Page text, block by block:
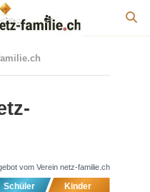
vom Verein netz-familie.ch
Schüler Kinder